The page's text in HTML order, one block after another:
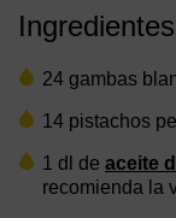
Ingredientes
24 gambas
14 pistachos
1 dl de aceite
recomienda la